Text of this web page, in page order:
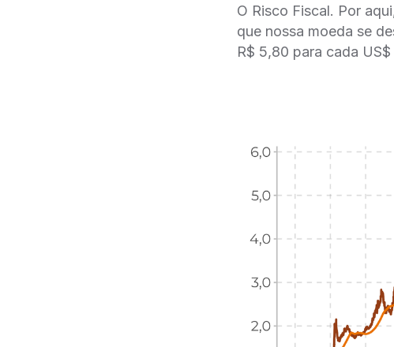
O Risco Fiscal. Por
que nossa moeda se
R$ 5,80 para cada US$